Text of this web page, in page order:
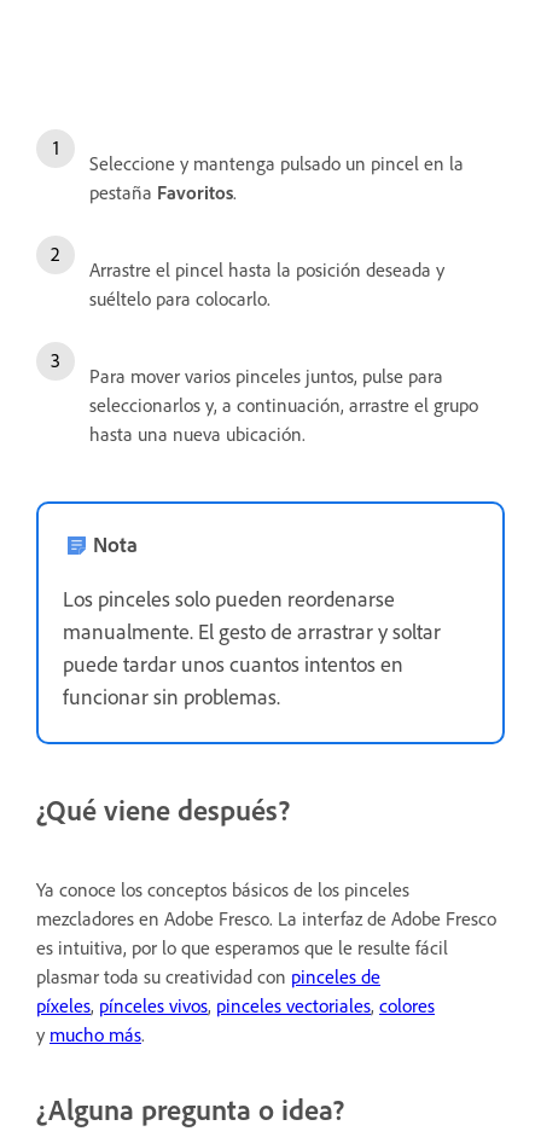
Seleccione y mantenga pulsado un pincel en la
pestaña Favoritos.
Arrastre el pincel hasta la posición deseada y
suéltelo para colocarlo.
Para mover varios pinceles juntos, pulse para
seleccionarlos y, a continuación, arrastre el grupo
hasta una nueva ubicación.
Nota
Los pinceles solo pueden reordenarse
manualmente. El gesto de arrastrar y soltar
puede tardar unos cuantos intentos en
funcionar sin problemas.
¿Qué viene después?
Ya conoce los conceptos básicos de los pinceles
mezcladores en Adobe Fresco. La interfaz de Adobe Fresco
es intuitiva, por lo que esperamos que le resulte fácil
plasmar toda su creatividad con pinceles de
píxeles, pínceles vivos, pinceles vectoriales, colores
y mucho más.
¿Alguna pregunta o idea?